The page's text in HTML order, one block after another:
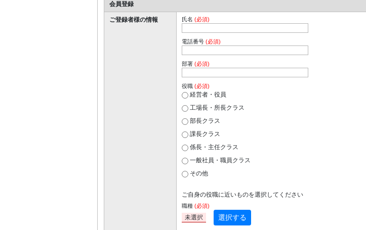
会員登録
ご登録者様の情報 氏名 (必須)
電話番号 (必須)
部署 (必須)
役職 (必須)
経営者・役員
工場長・所長クラス
部長クラス
課長クラス
係長・主任クラス
一般社員・職員クラス
その他
ご自身の役職に近いものを選択してください
職種 (必須)
未選択 選択する